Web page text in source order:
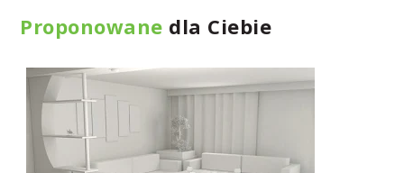
Proponowane dla Ciebie